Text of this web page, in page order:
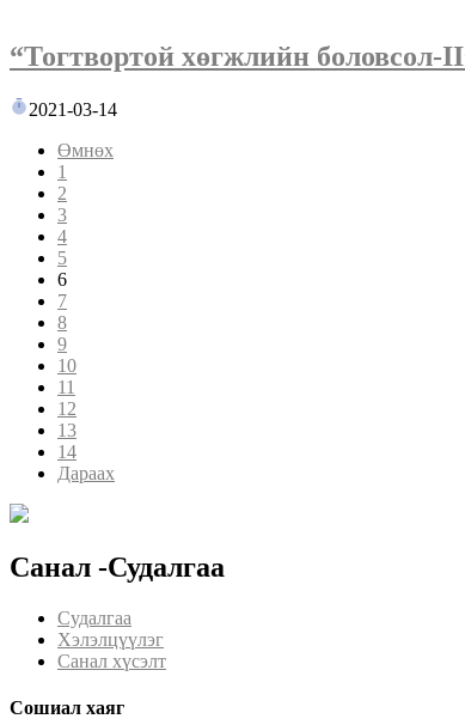
“Тогтвортой хөгжлийн боловсол-
2021-03-14
Өмнөх
1
2
3
4
5
6
7
8
9
10
11
12
13
14
Дараах
Санал -Судалгаа
Судалгаа
Хэлэлцүүлэг
Санал хүсэлт
Сошиал хаяг